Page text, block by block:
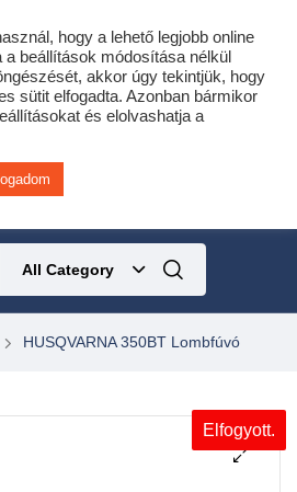
áruhitel 0 % THM-el 10 hónapra!
ajándékba adunk egy fűrészláncot!
ide kattintva!
– ÉPÍTŐIPARI GÉP WEBSHOP
All Category
HUSQVARNA 350BT Lombfúvó
Elfogyott.
hogy a lehető legjobb online
beállítások módosítása nélkül
akkor úgy tekintjük, hogy
sütit elfogadta. Azonban bármikor
és elolvashatja a